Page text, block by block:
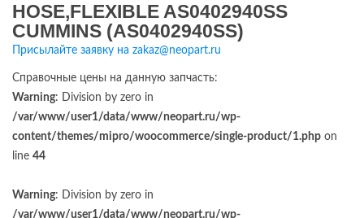
HOSE,FLEXIBLE AS0402940SS
CUMMINS (AS0402940SS)
Присылайте заявку на zakaz@neopart.ru
Справочные цены на данную запчасть:
Warning: Division by zero in
/var/www/user1/data/www/neopart.ru/wp-
content/themes/mipro/woocommerce/single-product/1.php on
line 44
Warning: Division by zero in
/var/www/user1/data/www/neopart.ru/wp-